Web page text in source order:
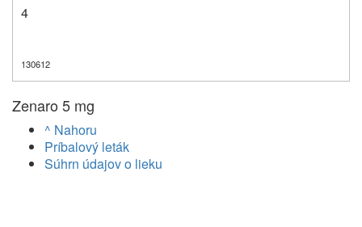
4
130612
Zenaro 5 mg
^ Nahoru
Príbalový leták
Súhrn údajov o lieku